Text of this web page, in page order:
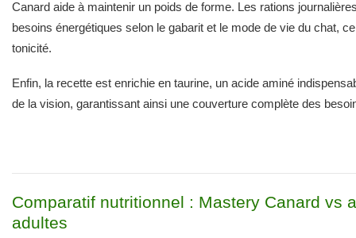
Canard aide à maintenir un poids de forme. Les rations
besoins énergétiques selon le gabarit et le mode de vie du chat,
tonicité.
Enfin, la recette est enrichie en taurine, un acide aminé
de la vision, garantissant ainsi une couverture complète des
Comparatif nutritionnel : Mastery Canard vs
adultes